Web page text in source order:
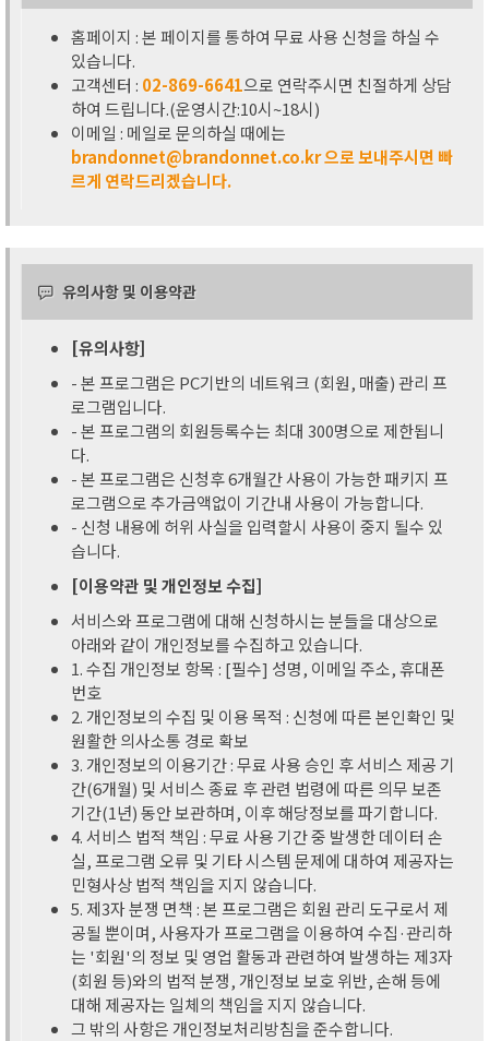
홈페이지 : 본 페이지를 통하여 무료 사용 신청을 하실 수
있습니다.
고객센터 : 02-869-6641으로 연락주시면 친절하게 상담
하여 드립니다.(운영시간:10시~18시)
이메일 : 메일로 문의하실 때에는
brandonnet@brandonnet.co.kr 으로 보내주시면 빠
르게 연락드리겠습니다.
유의사항 및 이용약관
[유의사항]
- 본 프로그램은 PC기반의 네트워크 (회원, 매출) 관리 프
로그램입니다.
- 본 프로그램의 회원등록수는 최대 300명으로 제한됩니
다.
- 본 프로그램은 신청후 6개월간 사용이 가능한 패키지 프
로그램으로 추가금액없이 기간내 사용이 가능합니다.
- 신청 내용에 허위 사실을 입력할시 사용이 중지 될수 있
습니다.
[이용약관 및 개인정보 수집]
서비스와 프로그램에 대해 신청하시는 분들을 대상으로
아래와 같이 개인정보를 수집하고 있습니다.
1. 수집 개인정보 항목 : [필수] 성명, 이메일 주소, 휴대폰
번호
2. 개인정보의 수집 및 이용 목적 : 신청에 따른 본인확인 및
원활한 의사소통 경로 확보
3. 개인정보의 이용기간 : 무료 사용 승인 후 서비스 제공 기
간(6개월) 및 서비스 종료 후 관련 법령에 따른 의무 보존
기간(1년) 동안 보관하며, 이후 해당정보를 파기합니다.
4. 서비스 법적 책임 : 무료 사용 기간 중 발생한 데이터 손
실, 프로그램 오류 및 기타 시스템 문제에 대하여 제공자는
민형사상 법적 책임을 지지 않습니다.
5. 제3자 분쟁 면책 : 본 프로그램은 회원 관리 도구로서 제
공될 뿐이며, 사용자가 프로그램을 이용하여 수집·관리하
는 '회원'의 정보 및 영업 활동과 관련하여 발생하는 제3자
(회원 등)와의 법적 분쟁, 개인정보 보호 위반, 손해 등에
대해 제공자는 일체의 책임을 지지 않습니다.
그 밖의 사항은 개인정보처리방침을 준수합니다.